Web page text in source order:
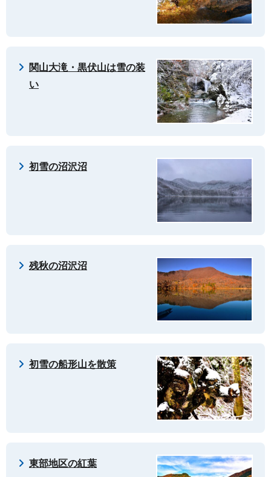
関山大滝・黒伏山は雪の装
い
初雪の沼沢沼
残秋の沼沢沼
初雪の船形山を散策
東部地区の紅葉